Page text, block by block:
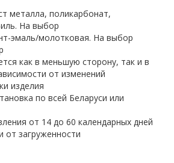
металла, поликарбонат,
На выбор
эмаль/молотковая. На выбор
как в меньшую сторону, так и в
от изменений
изделия
по всей Беларуси или
от 14 до 60 календарных дней
от загруженности